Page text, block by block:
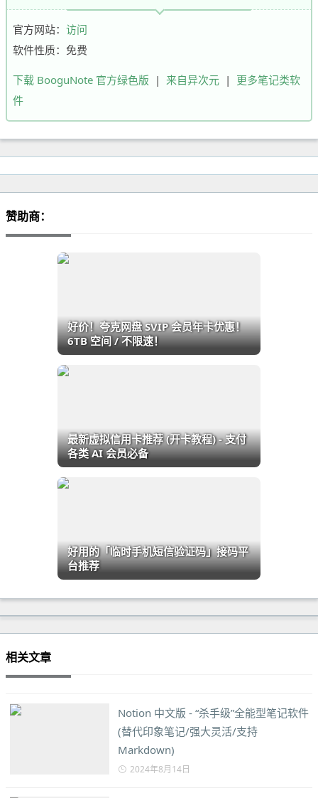
官方网站： 访问
软件性质：免费
下载 BooguNote 官方绿色版 | 来自异次元 | 更多笔记类软
件
赞助商：
好价！夸克网盘 SVIP 会员年卡优惠！
6TB 空间 / 不限速！
最新虚拟信用卡推荐 (开卡教程) - 支付
各类 AI 会员必备
好用的「临时手机短信验证码」接码平
台推荐
相关文章
Notion 中文版 - “杀手级”全能型笔记软件
(替代印象笔记/强大灵活/支持
Markdown)
2024年8月14日